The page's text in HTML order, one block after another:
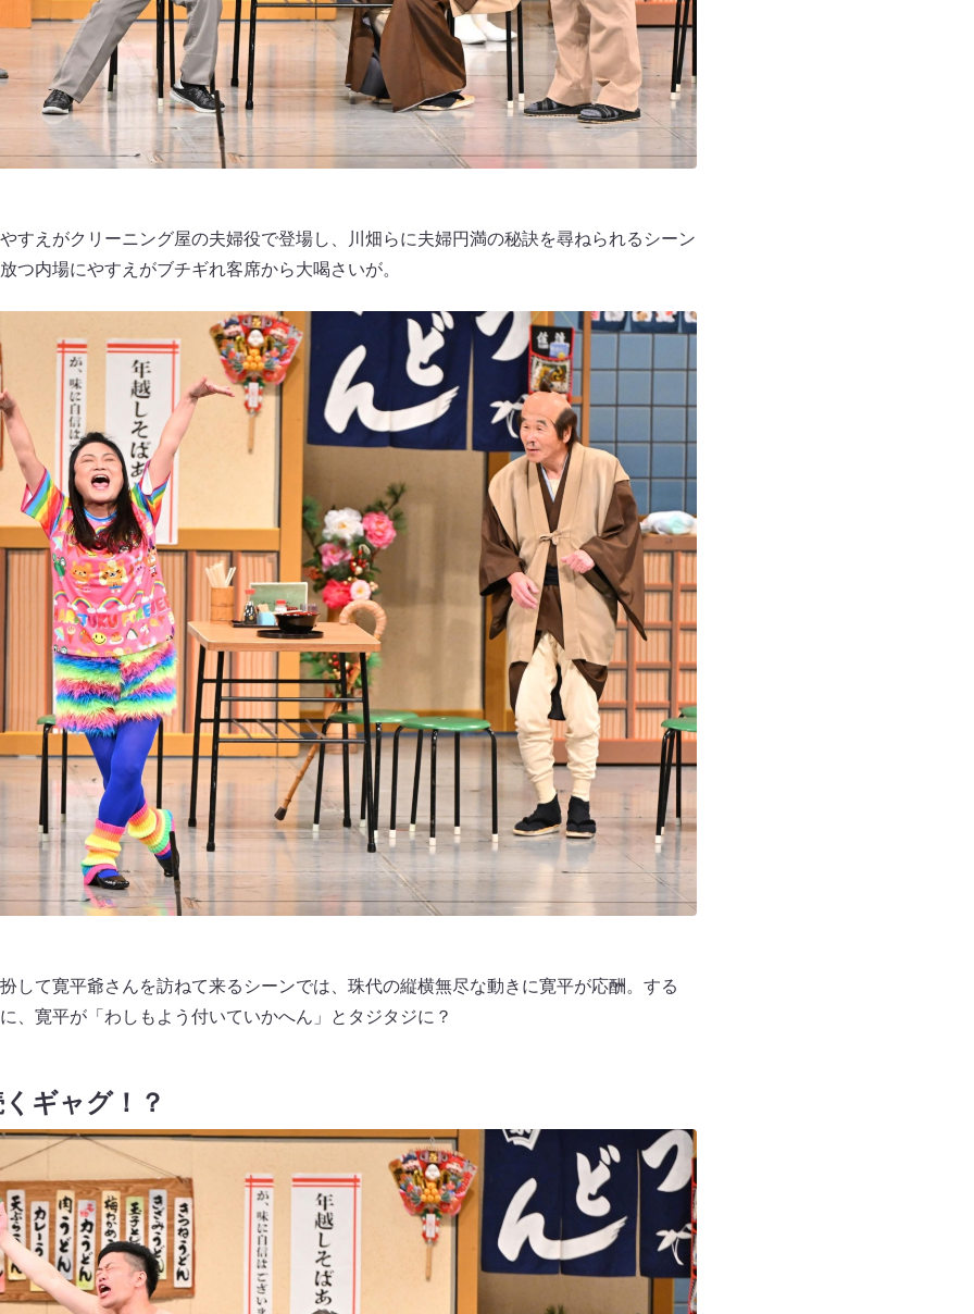
すえがクリーニング屋の夫婦役で登場し、川畑らに夫婦円満の秘訣を尋ねられるシーン
つ内場にやすえがブチギれ客席から大喝さいが。
して寛平爺さんを訪ねて来るシーンでは、珠代の縦横無尽な動きに寛平が応酬。する
、寛平が「わしもよう付いていかへん」とタジタジに？
ギャグ！？